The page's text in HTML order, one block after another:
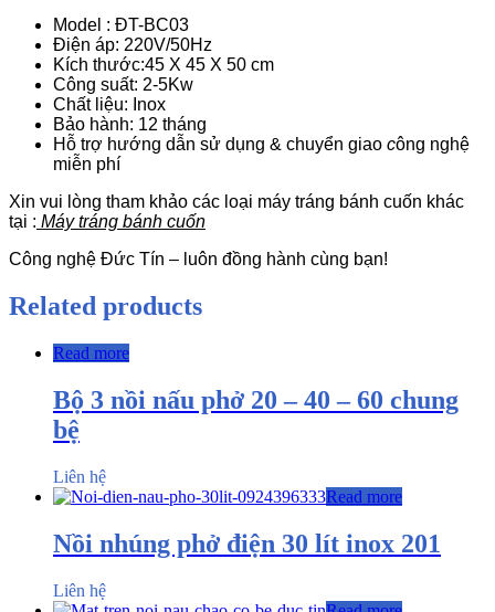
Model : ĐT-BC03
Điện áp: 220V/50Hz
Kích thước:45 X 45 X 50 cm
Công suất: 2-5Kw
Chất liệu: Inox
Bảo hành: 12 tháng
Hỗ trợ hướng dẫn sử dụng & chuyển giao công nghệ
miễn phí
Xin vui lòng tham khảo các loại máy tráng bánh cuốn khác
tại : Máy tráng bánh cuốn
Công nghệ Đức Tín – luôn đồng hành cùng bạn!
Related products
Read more
Bộ 3 nồi nấu phở 20 – 40 – 60 chung
bệ
Liên hệ
Read more
Nồi nhúng phở điện 30 lít inox 201
Liên hệ